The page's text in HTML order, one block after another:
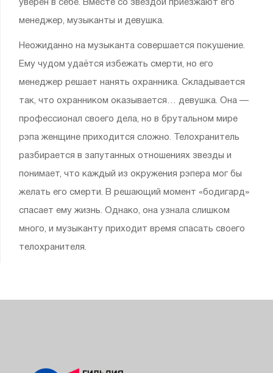
уверен в себе. Вместе со звездой приезжают его
менеджер, музыканты и девушка.
Неожиданно на музыканта совершается покушение.
Ему чудом удаётся избежать смерти, но его
менеджер решает нанять охранника. Складывается
так, что охранником оказывается… девушка. Она —
профессионал своего дела, но в брутальном мире
рэпа женщине приходится сложно. Телохранитель
разбирается в запутанных отношениях звезды и
понимает, что каждый из окружения рэпера мог бы
желать его смерти. В решающий момент «бодигард»
спасает ему жизнь. Однако, она узнала слишком
много, и музыканту приходит время спасать своего
телохранителя.